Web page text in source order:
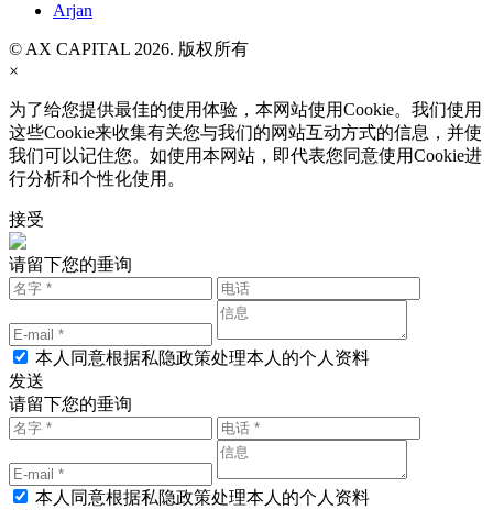
Arjan
© AX CAPITAL 2026. 版权所有
×
为了给您提供最佳的使用体验，本网站使用Cookie。我们使用
这些Cookie来收集有关您与我们的网站互动方式的信息，并使
我们可以记住您。如使用本网站，即代表您同意使用Cookie进
行分析和个性化使用。
接受
请留下您的垂询
本人同意根据私隐政策处理本人的个人资料
发送
请留下您的垂询
本人同意根据私隐政策处理本人的个人资料